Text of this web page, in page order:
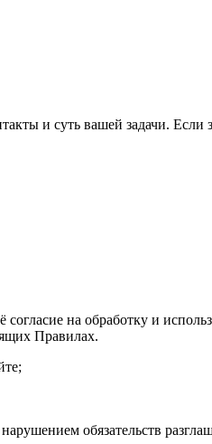
и суть вашей задачи. Если
на обработку и
Правилах.
обязательств